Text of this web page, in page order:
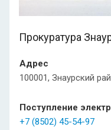
Прокуратура
Адрес
100001, Знаурский
Поступление
+7 (8502) 45-54-97